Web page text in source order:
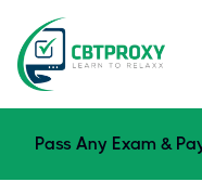
Pass Any Exam &